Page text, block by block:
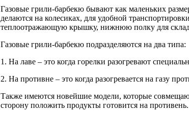
Газовые грили-барбекю бывают как маленьких
делаются на колесиках, для удобной
теплоотражающую крышку, нижнюю полку для
Газовые грили-барбекю подразделяются на два типа:
1. На лаве – это когда горелки разогревают
2. На противне – это когда разогревается на газу
Также имеются новейшие модели, которые
сторону положить продукты готовится на противень.